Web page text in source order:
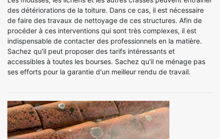
des détériorations de la toiture. Dans ce cas, il est nécessaire
de faire des travaux de nettoyage de ces structures. Afin de
procéder à ces interventions qui sont très complexes, il est
indispensable de contacter des professionnels en la matière.
Sachez qu'il peut proposer des tarifs intéressants et
accessibles à toutes les bourses. Sachez qu'il ne ménage pas
ses efforts pour la garantie d'un meilleur rendu de travail.